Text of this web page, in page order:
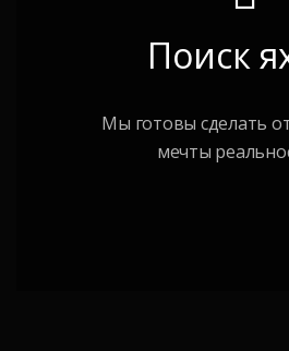
Поиск
Мы готовы сделать
мечты